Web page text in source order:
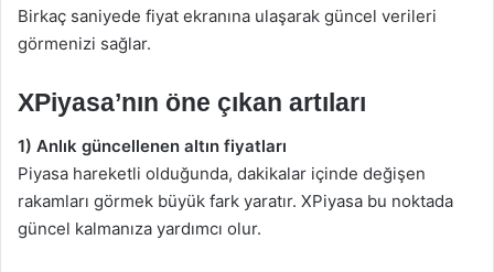
Birkaç saniyede fiyat ekranına ulaşarak güncel verileri
görmenizi sağlar.
XPiyasa’nın öne çıkan artıları
1) Anlık güncellenen altın fiyatları
Piyasa hareketli olduğunda, dakikalar içinde değişen
rakamları görmek büyük fark yaratır. XPiyasa bu noktada
güncel kalmanıza yardımcı olur.